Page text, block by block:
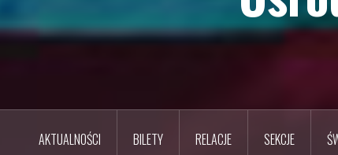
AKTUALNOŚCI BILETY RELACJE SEKCJE